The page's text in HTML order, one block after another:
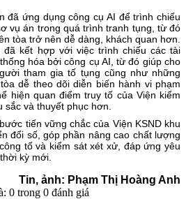
đã ứng dụng công cụ AI để trình chiếu
vụ án trong quá trình tranh tụng, từ đó
tòa trở nên dễ dàng, khách quan hơn.
đã kết hợp với việc trình chiếu các tài
hóa bởi công cụ AI, từ đó giúp cho
tham gia tố tụng cũng như những
dễ theo dõi diễn biến hành vi phạm
hiện quan điểm truy tố của Viện kiểm
và thuyết phục hơn.
tiến vững chắc của Viện KSND khu
đổi số, góp phần nâng cao chất lượng
tố và kiểm sát xét xử, đáp ứng yêu
kỳ mới.
Tin, ảnh: Phạm Thị Hoàng Anh
0 trong 0 đánh giá